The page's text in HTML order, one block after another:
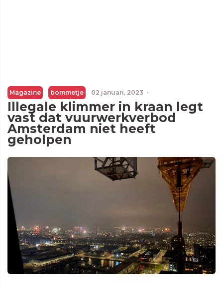
Magazine bommetje 02 januari, 2023 ·
Illegale klimmer in kraan legt
vast dat vuurwerkverbod
Amsterdam niet heeft
geholpen